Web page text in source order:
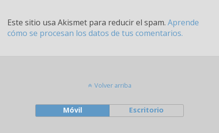
Este sitio usa Akismet para reducir el spam. Aprende
cómo se procesan los datos de tus comentarios.
Volver arriba
Móvil Escritorio